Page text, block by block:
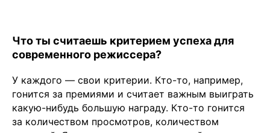
Что ты считаешь критерием успеха для
современного режиссера?
У каждого — свои критерии. Кто-то, например,
гонится за премиями и считает важным выиграть
какую-нибудь большую награду. Кто-то гонится
за количеством просмотров, количеством